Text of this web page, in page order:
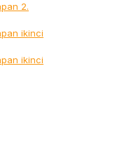
2.
ikinci
ikinci